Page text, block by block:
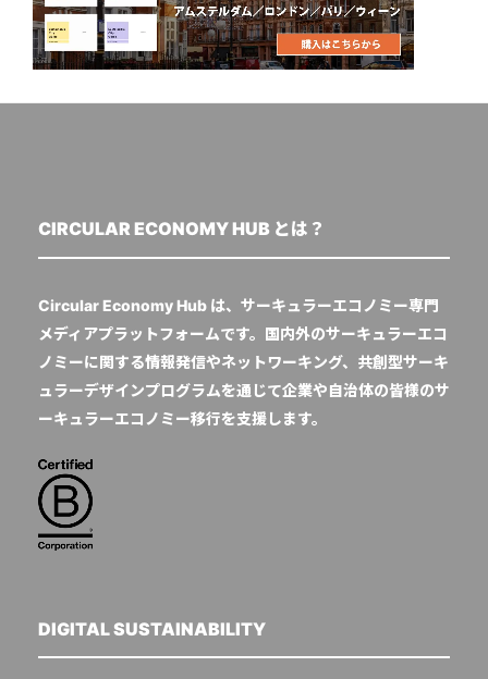
CIRCULAR ECONOMY HUB とは？
Circular Economy Hub は、サーキュラーエコノミー専門
メディアプラットフォームです。国内外のサーキュラーエコ
ノミーに関する情報発信やネットワーキング、共創型サーキ
ュラーデザインプログラムを通じて企業や自治体の皆様のサ
ーキュラーエコノミー移行を支援します。
DIGITAL SUSTAINABILITY